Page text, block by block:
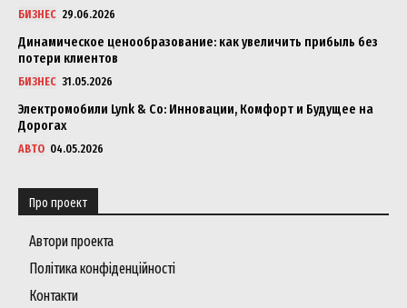
БИЗНЕС 29.06.2026
Динамическое ценообразование: как увеличить прибыль без
потери клиентов
БИЗНЕС 31.05.2026
Электромобили Lynk & Co: Инновации, Комфорт и Будущее на
Дорогах
АВТО 04.05.2026
Про проект
Автори проекта
Політика конфіденційності
Контакти